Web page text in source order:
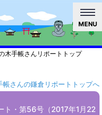
MENU
木手帳さんリポートトップ
さんの鎌倉リポートトップへ
ト・第56号（2017年1月22